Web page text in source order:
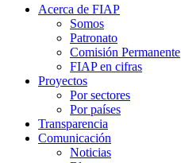
Acerca de FIAP
Somos
Patronato
Comisión Permanente
FIAP en cifras
Proyectos
Por sectores
Por países
Transparencia
Comunicación
Noticias